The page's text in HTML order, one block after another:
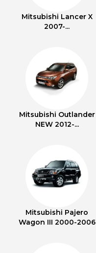
Mitsubishi Lancer X
2007-...
Mitsubishi Outlander
NEW 2012-...
Mitsubishi Pajero
Wagon III 2000-2006